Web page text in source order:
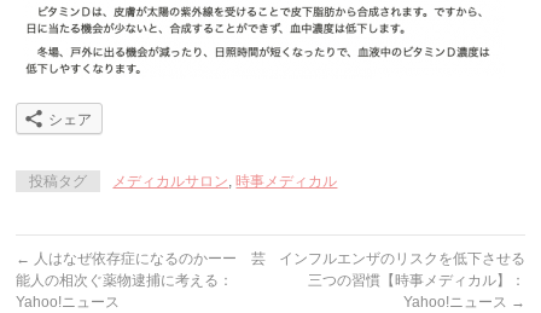
シェア
投稿タグ メディカルサロン, 時事メディカル
← 人はなぜ依存症になるのかーー 芸
能人の相次ぐ薬物逮捕に考える：
Yahoo!ニュース
インフルエンザのリスクを低下させる
三つの習慣【時事メディカル】：
Yahoo!ニュース →